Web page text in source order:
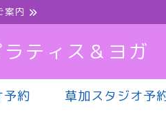
案内
ティス＆ヨガ
予約
草加スタジオ予